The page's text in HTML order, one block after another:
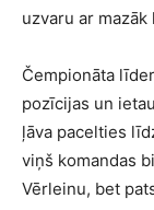
uzvaru ar
Čempionāta
pozīcijas un
ļāva pacelties
viņš komandas
Vērleinu, bet